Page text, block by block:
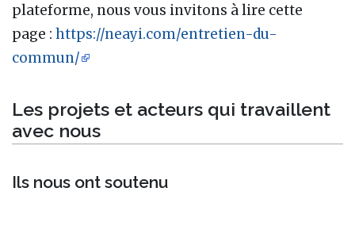
plateforme, nous vous invitons à lire cette
page : https://neayi.com/entretien-du-
commun/
Les projets et acteurs qui travaillent
avec nous
Ils nous ont soutenu